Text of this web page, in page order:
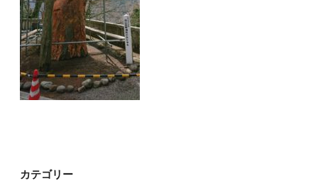
カテゴリー